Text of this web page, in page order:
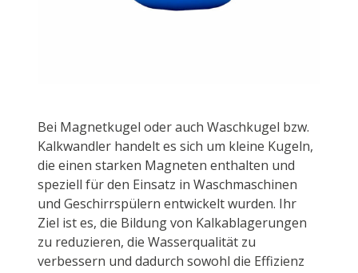
Bei Magnetkugel oder auch Waschkugel bzw.
Kalkwandler handelt es sich um kleine Kugeln,
die einen starken Magneten enthalten und
speziell für den Einsatz in Waschmaschinen
und Geschirrspülern entwickelt wurden. Ihr
Ziel ist es, die Bildung von Kalkablagerungen
zu reduzieren, die Wasserqualität zu
verbessern und dadurch sowohl die Effizienz